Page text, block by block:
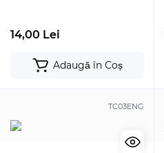
14,00 Lei
Adaugă în Coș
TC03ENG